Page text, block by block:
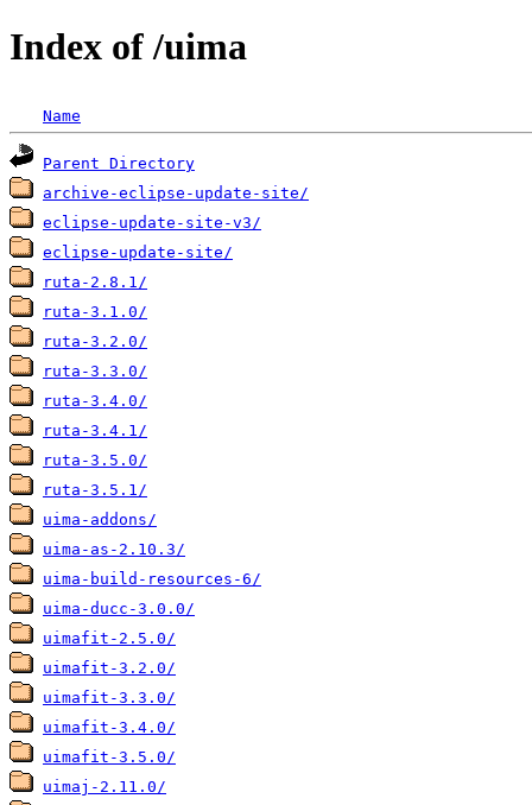
Index of /uima
Name
Parent Directory
archive-eclipse-update-site/
eclipse-update-site-v3/
eclipse-update-site/
ruta-2.8.1/
ruta-3.1.0/
ruta-3.2.0/
ruta-3.3.0/
ruta-3.4.0/
ruta-3.4.1/
ruta-3.5.0/
ruta-3.5.1/
uima-addons/
uima-as-2.10.3/
uima-build-resources-6/
uima-ducc-3.0.0/
uimafit-2.5.0/
uimafit-3.2.0/
uimafit-3.3.0/
uimafit-3.4.0/
uimafit-3.5.0/
uimaj-2.11.0/